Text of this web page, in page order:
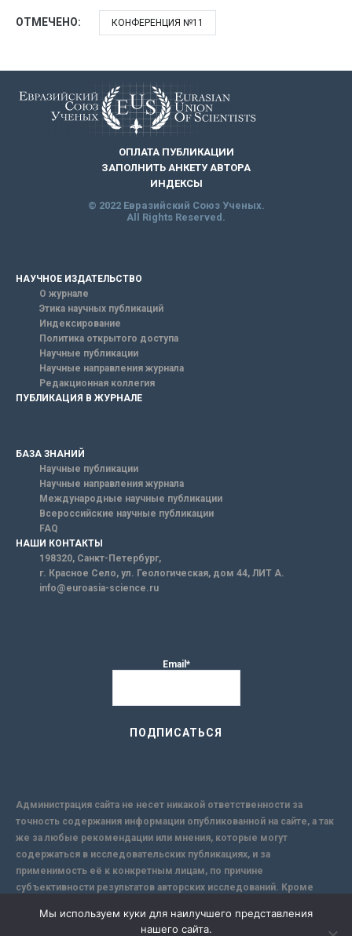
ОТМЕЧЕНО: КОНФЕРЕНЦИЯ №11
ОПЛАТА ПУБЛИКАЦИИ
ЗАПОЛНИТЬ АНКЕТУ АВТОРА
ИНДЕКСЫ
© 2022 Евразийский Союз Ученых.
All Rights Reserved.
НАУЧНОЕ ИЗДАТЕЛЬСТВО
О журнале
Этика научных публикаций
Индексирование
Политика открытого доступа
Научные публикации
Научные направления журнала
Редакционная коллегия
ПУБЛИКАЦИЯ В ЖУРНАЛЕ
БАЗА ЗНАНИЙ
Научные публикации
Научные направления журнала
Международные научные публикации
Всероссийские научные публикации
FAQ
НАШИ КОНТАКТЫ
198320, Санкт-Петербург,
г. Красное Село, ул. Геологическая, дом 44, ЛИТ А.
info@euroasia-science.ru
Email*
Администрация сайта не несет никакой ответственности за
точность содержания информации опубликованной на сайте, а так
же за любые рекомендации или мнения, которые могут
содержаться в исследовательских публикациях, и за
применимость её к конкретным лицам, по причине
субъективности результатов авторских исследований. Кроме
надежной защиты информации, Сайт не несет ответственности за
Мы используем куки для наилучшего представления
нашего сайта.